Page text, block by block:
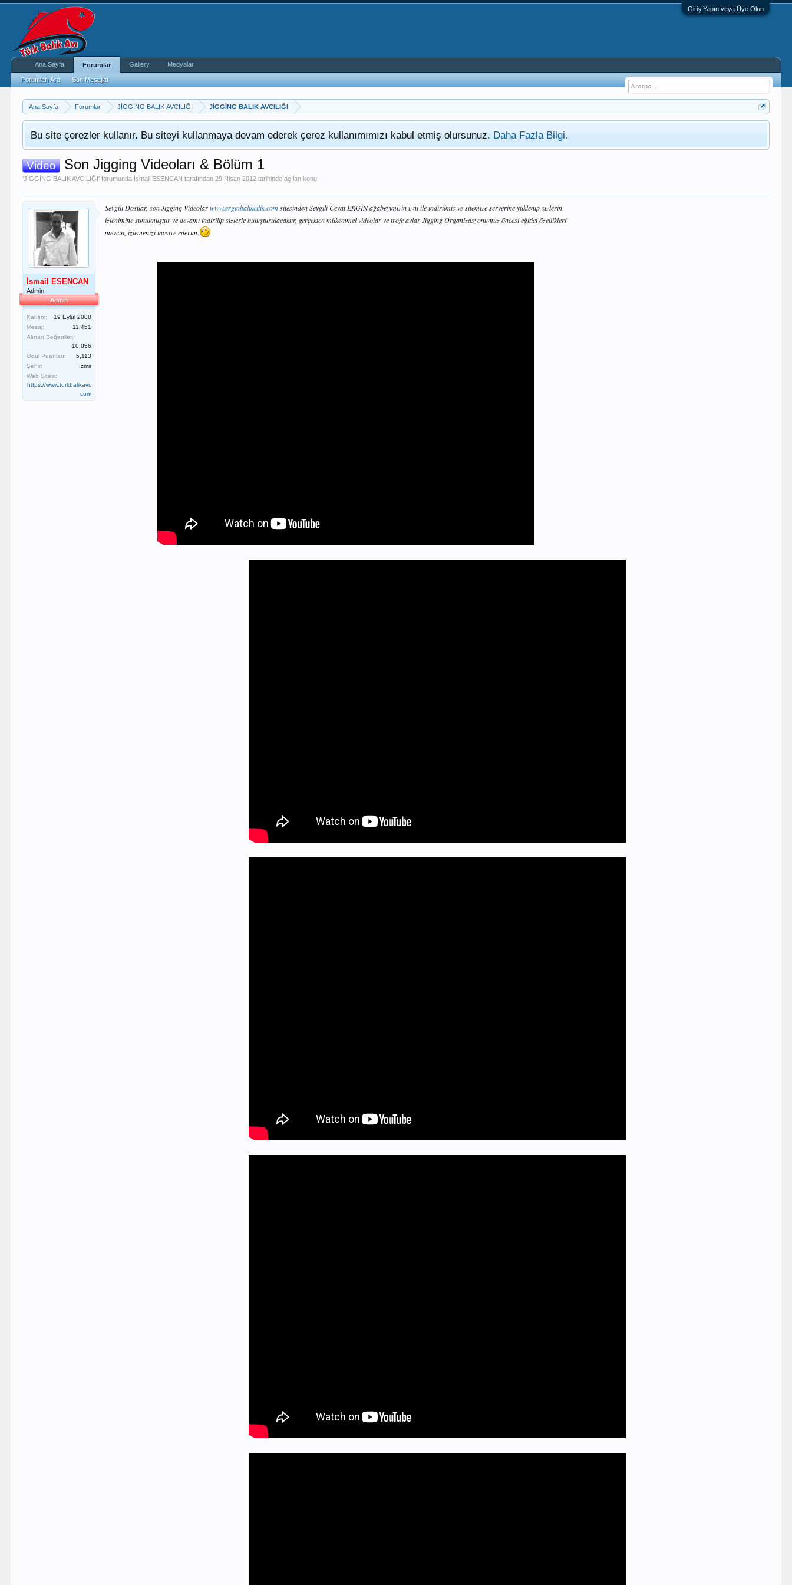
Giriş Yapın veya Üye Olun
Ana Sayfa Forumlar JİGGİNG BALIK AVCILIĞI JİGGİNG BALIK AVCILIĞI
Bu site çerezler kullanır. Bu siteyi kullanmaya devam ederek çerez kullanımımızı kabul etmiş olursunuz. Daha Fazla Bilgi.
Video Son Jigging Videoları & Bölüm 1
'JİGGİNG BALIK AVCILIĞI' forumunda İsmail ESENCAN tarafından29 Nisan 2012 tarihinde açılan konu
İsmail ESENCAN
Admin
Admin
Katılım:
19 Eylül 2008
Mesaj:
11,451
Alınan Beğeniler:
10,056
Ödül Puanları:
5,113
Şehir:
İzmir
Web Sitesi:
https://www.turkbalikavi.
com
Sevgili Dostlar, son Jigging Videolarwww.erginbalikcilik.comsitesinden Sevgili Cevat ERGİN ağabeyimizin izni ile indirilmiş ve sitemize serverine yüklenip sizlerin
izlenimine sunulmuştur ve devamı indirilip sizlerle buluşturulacaktır, gerçekten mükemmel videolar ve trofe avlar Jigging Organizasyonumuz öncesi eğitici özellikleri
mevcut, izlemenizi tavsiye ederim.
Ana Sayfa Forumlar
Forumları Ara Son Mesajlar
Gallery Medyalar